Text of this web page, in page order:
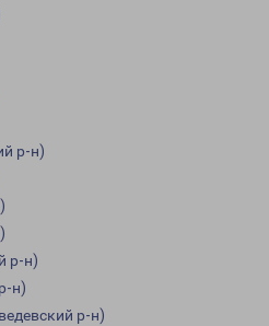
р-н)
р-н)
н)
р-н)